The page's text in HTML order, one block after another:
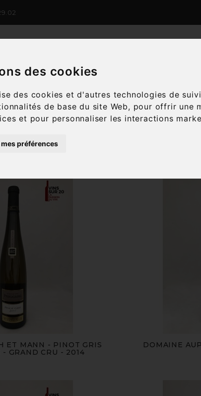
des cookies
des cookies et d'autres technologies de
de base du site Web, pour offrir une
et pour personnaliser les interactions
préférences
Accueil Vins
ET MANN - PINOT GRIS
- GRAND CRU - 2014
DOMAINE